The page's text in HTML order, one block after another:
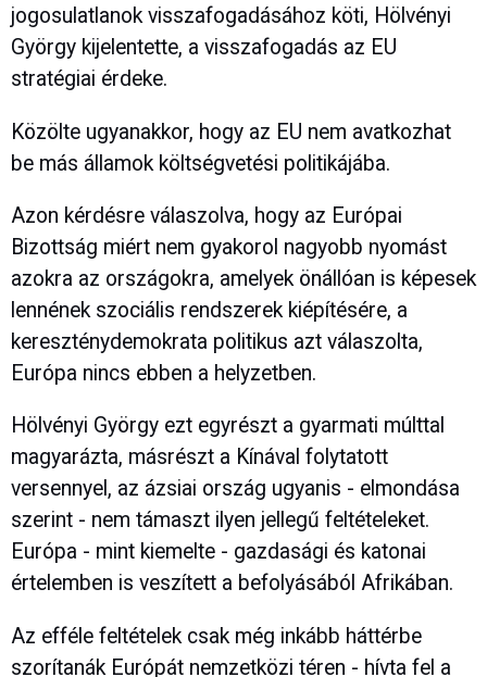
jogosulatlanok visszafogadásához köti, Hölvényi
György kijelentette, a visszafogadás az EU
stratégiai érdeke.
Közölte ugyanakkor, hogy az EU nem avatkozhat
be más államok költségvetési politikájába.
Azon kérdésre válaszolva, hogy az Európai
Bizottság miért nem gyakorol nagyobb nyomást
azokra az országokra, amelyek önállóan is képesek
lennének szociális rendszerek kiépítésére, a
kereszténydemokrata politikus azt válaszolta,
Európa nincs ebben a helyzetben.
Hölvényi György ezt egyrészt a gyarmati múlttal
magyarázta, másrészt a Kínával folytatott
versennyel, az ázsiai ország ugyanis - elmondása
szerint - nem támaszt ilyen jellegű feltételeket.
Európa - mint kiemelte - gazdasági és katonai
értelemben is veszített a befolyásából Afrikában.
Az efféle feltételek csak még inkább háttérbe
szorítanák Európát nemzetközi téren - hívta fel a